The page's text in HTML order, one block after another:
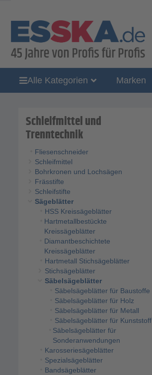
Alle Kategorien Marken
Schleifmittel und
Trenntechnik
Fliesenschneider
Schleifmittel
Bohrkronen und Lochsägen
Frässtifte
Schleifstifte
Sägeblätter
HSS Kreissägeblätter
Hartmetallbestückte
Kreissägeblätter
Diamantbeschichtete
Kreissägeblätter
Hartmetall Stichsägeblätter
Stichsägeblätter
Säbelsägeblätter
Säbelsägeblätter für Baustoffe
Säbelsägeblätter für Holz
Säbelsägeblätter für Metall
Säbelsägeblätter für Kunststoff
Säbelsägeblätter für
Sonderanwendungen
Karosseriesägeblätter
Spezialsägeblätter
Bandsägeblätter